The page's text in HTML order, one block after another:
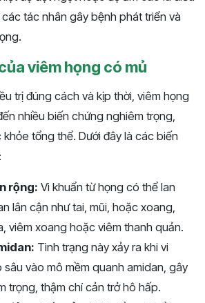
tác nhân gây bệnh phát triển và
viêm họng có mủ
trị đúng cách và kịp thời, viêm họng
nhiều biến chứng nghiêm trọng,
tổng thể. Dưới đây là các biến
rộng: Vi khuẩn từ họng có thể lan
lân cận như tai, mũi, hoặc xoang,
viêm xoang hoặc viêm thanh quản.
Tình trạng này xảy ra khi vi
sâu vào mô mềm quanh amidan, gây
trọng, thậm chí cản trở hô hấp.